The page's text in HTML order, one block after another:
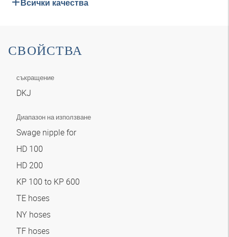
Всички качества
СВОЙСТВА
съкращение
DKJ
Диапазон на използване
Swage nipple for
HD 100
HD 200
KP 100 to KP 600
TE hoses
NY hoses
TF hoses